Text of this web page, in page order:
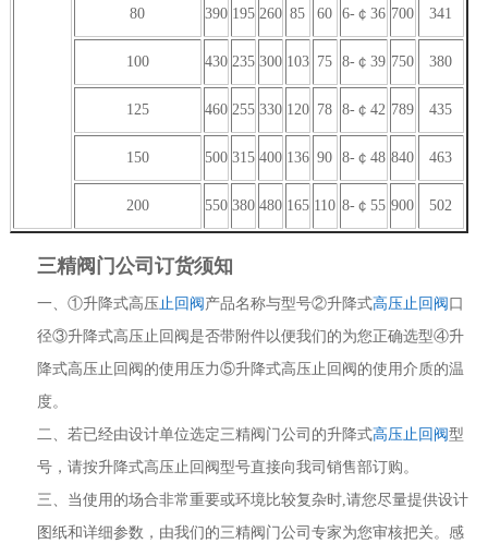
80 390 195 260 85 60 6-￠36 700 341
100 430 235 300 103 75 8-￠39 750 380
125 460 255 330 120 78 8-￠42 789 435
150 500 315 400 136 90 8-￠48 840 463
200 550 380 480 165 110 8-￠55 900 502
三精阀门公司订货须知
一、①升降式高压止回阀 产品名称与型号②升降式高压止回阀 口
径③升降式高压止回阀是否带附件以便我们的为您正确选型④升
降式高压止回阀的使用压力⑤升降式高压止回阀的使用介质的温
度。
二、若已经由设计单位选定三精阀门公司的升降式高压止回阀型
号，请按升降式高压止回阀型号直接向我司销售部订购。
三、当使用的场合非常重要或环境比较复杂时,请您尽量提供设计
图纸和详细参数，由我们的三精阀门公司专家为您审核把关。感